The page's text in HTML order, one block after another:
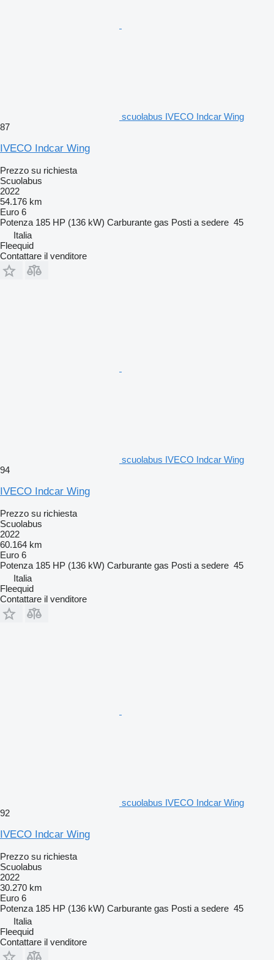
scuolabus IVECO Indcar Wing
87
IVECO Indcar Wing
Prezzo su richiesta
Scuolabus
2022
54.176 km
Euro 6
Potenza 185 HP (136 kW) Carburante gas Posti a sedere 45
Italia
Fleequid
Contattare il venditore
scuolabus IVECO Indcar Wing
94
IVECO Indcar Wing
Prezzo su richiesta
Scuolabus
2022
60.164 km
Euro 6
Potenza 185 HP (136 kW) Carburante gas Posti a sedere 45
Italia
Fleequid
Contattare il venditore
scuolabus IVECO Indcar Wing
92
IVECO Indcar Wing
Prezzo su richiesta
Scuolabus
2022
30.270 km
Euro 6
Potenza 185 HP (136 kW) Carburante gas Posti a sedere 45
Italia
Fleequid
Contattare il venditore